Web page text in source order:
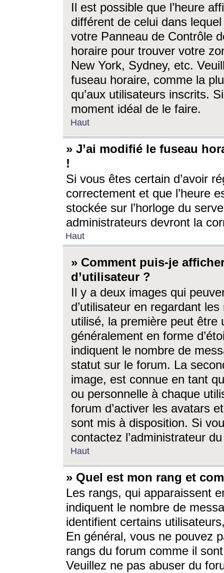
Il est possible que l’heure
différent de celui dans
votre Panneau de Contrôle
horaire pour trouver votre
New York, Sydney, etc.
fuseau horaire, comme la
qu’aux utilisateurs inscrits.
moment idéal de le faire.
Haut
» J’ai modifié le fuseau
!
Si vous êtes certain d’avoir
correctement et que l’heure
stockée sur l’horloge du
administrateurs devront la
Haut
» Comment puis-je
d’utilisateur ?
Il y a deux images qui
d’utilisateur en regardant
utilisé, la première peut être
généralement en forme
indiquent le nombre de
statut sur le forum. La
image, est connue en tant
ou personnelle à chaque
forum d’activer les avatars
sont mis à disposition. Si
contactez l’administrateur
Haut
» Quel est mon rang et
Les rangs, qui apparaissent
indiquent le nombre de
identifient certains
En général, vous ne pouvez
rangs du forum comme il
Veuillez ne pas abuser du